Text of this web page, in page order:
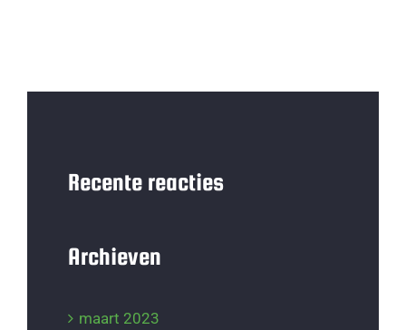
Recente reacties
Archieven
maart 2023